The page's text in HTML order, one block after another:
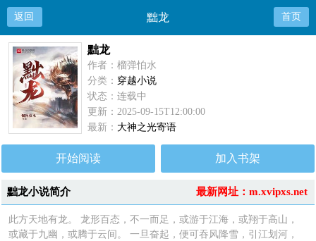
返回 黜龙 首页
黜龙
作者：榴弹怕水
分类： 穿越小说
状态：连载中
更新：2025-09-15T12:00:00
最新： 大神之光寄语
开始阅读 加入书架
最新网址：m.xvipxs.net
黜龙小说简介
此方天地有龙。 龙形百态，不一而足，或游于江海，或翔于高山，
或藏于九幽，或腾于云间。 一旦奋起，便可吞风降雪，引江划河，